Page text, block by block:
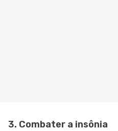
3. Combater a insônia